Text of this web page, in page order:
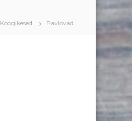
Koogikesed Pavlovad